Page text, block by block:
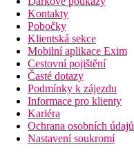
Kontakty
Pobočky
Klientská sekce
Mobilní aplikace Exim
Cestovní pojištění
Časté dotazy
Podmínky k zájezdu
Informace pro klienty
Kariéra
Ochrana osobních údajů
Nastavení soukromí